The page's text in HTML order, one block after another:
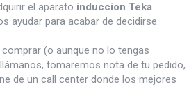
el aparato induccion Teka
ayudar para acabar de decidirse.
(o aunque no lo tengas
tomaremos nota de tu pedido,
de un call center donde los mejores